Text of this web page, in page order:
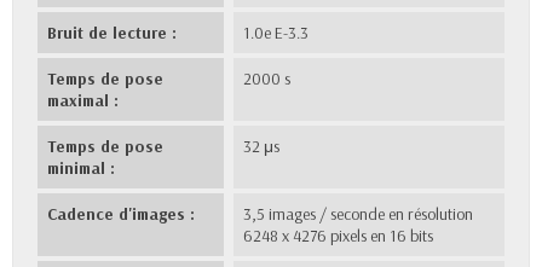
Bruit de lecture : 1.0e E-3.3
Temps de pose
maximal :
2000 s
Temps de pose
minimal :
32 μs
Cadence d'images :
3,5 images / seconde en résolution
6248 x 4276 pixels en 16 bits